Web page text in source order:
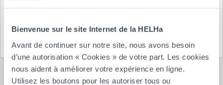
Bienvenue sur le site Internet de la HELHa
Avant de continuer sur notre site, nous avons besoin
d’une autorisation « Cookies » de votre part. Les cookies
nous aident à améliorer votre expérience en ligne.
Utilisez les boutons pour les autoriser tous ou
Agronomie Arts Appliqués CeREF Économique
HELHa Santé Sciences et Technologies